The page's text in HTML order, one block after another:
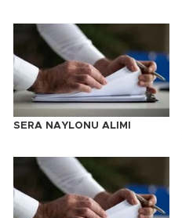
SERA NAYLONU ALIMI